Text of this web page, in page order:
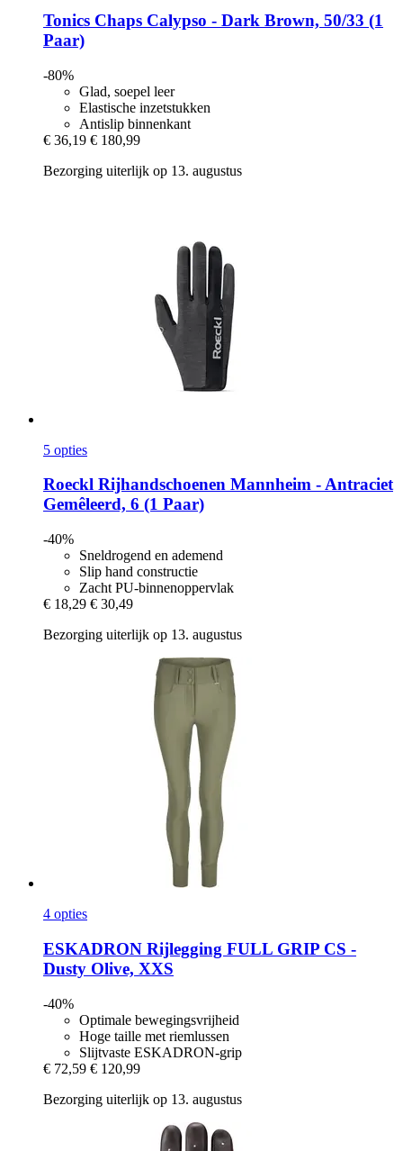
Tonics Chaps Calypso -​ Dark Brown, 50/33 (1
Paar)
-80%
Glad, soepel leer
Elastische inzetstukken
Antislip binnenkant
€ 36,19 € 180,99
Bezorging uiterlijk op 13. augustus
5 opties
Roeckl Rijhandschoenen Mannheim -​ Antraciet
Gemêleerd, 6 (1 Paar)
-40%
Sneldrogend en ademend
Slip hand constructie
Zacht PU-binnenoppervlak
€ 18,29 € 30,49
Bezorging uiterlijk op 13. augustus
4 opties
ESKADRON Rijlegging FULL GRIP CS -​
Dusty Olive, XXS
-40%
Optimale bewegingsvrijheid
Hoge taille met riemlussen
Slijtvaste ESKADRON-grip
€ 72,59 € 120,99
Bezorging uiterlijk op 13. augustus